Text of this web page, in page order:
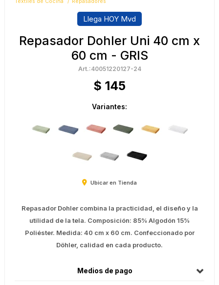
Textiles de Cocina Repasadores
Llega HOY Mvd
Repasador Dohler Uni 40 cm x
60 cm - GRIS
40051220127-24
$ 145
Variantes:
Ubicar en Tienda
Repasador Dohler combina la practicidad, el diseño y la
utilidad de la tela. Composición: 85% Algodón 15%
Poliéster. Medida: 40 cm x 60 cm. Confeccionado por
Döhler, calidad en cada producto.
Medios de pago